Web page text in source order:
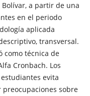
a partir de una
en el periodo
aplicada
transversal.
como técnica de
Cronbach. Los
evita
sobre